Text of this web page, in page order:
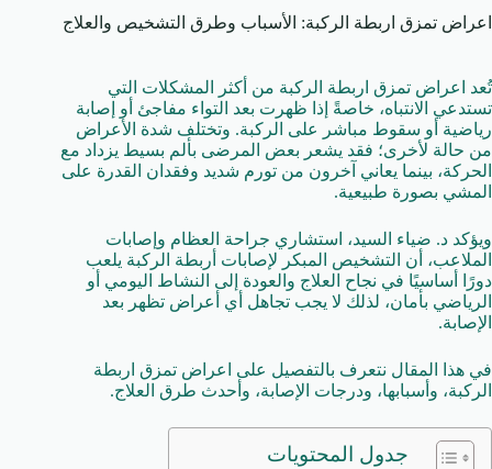
اعراض تمزق اربطة الركبة: الأسباب وطرق التشخيص والعلاج
تُعد اعراض تمزق اربطة الركبة من أكثر المشكلات التي
تستدعي الانتباه، خاصةً إذا ظهرت بعد التواء مفاجئ أو إصابة
رياضية أو سقوط مباشر على الركبة. وتختلف شدة الأعراض
من حالة لأخرى؛ فقد يشعر بعض المرضى بألم بسيط يزداد مع
الحركة، بينما يعاني آخرون من تورم شديد وفقدان القدرة على
المشي بصورة طبيعية.
ويؤكد د. ضياء السيد، استشاري جراحة العظام وإصابات
الملاعب، أن التشخيص المبكر لإصابات أربطة الركبة يلعب
دورًا أساسيًا في نجاح العلاج والعودة إلى النشاط اليومي أو
الرياضي بأمان، لذلك لا يجب تجاهل أي أعراض تظهر بعد
الإصابة.
في هذا المقال نتعرف بالتفصيل على اعراض تمزق اربطة
الركبة، وأسبابها، ودرجات الإصابة، وأحدث طرق العلاج.
جدول المحتويات